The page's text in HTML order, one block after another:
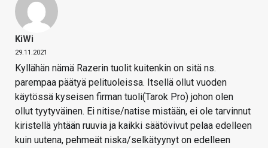
KiWi
29.11.2021
Kyllähän nämä Razerin tuolit kuitenkin on sitä ns.
parempaa päätyä pelituoleissa. Itsellä ollut vuoden
käytössä kyseisen firman tuoli(Tarok Pro) johon olen
ollut tyytyväinen. Ei nitise/natise mistään, ei ole tarvinnut
kiristellä yhtään ruuvia ja kaikki säätövivut pelaa edelleen
kuin uutena, pehmeät niska/selkätyynyt on edelleen